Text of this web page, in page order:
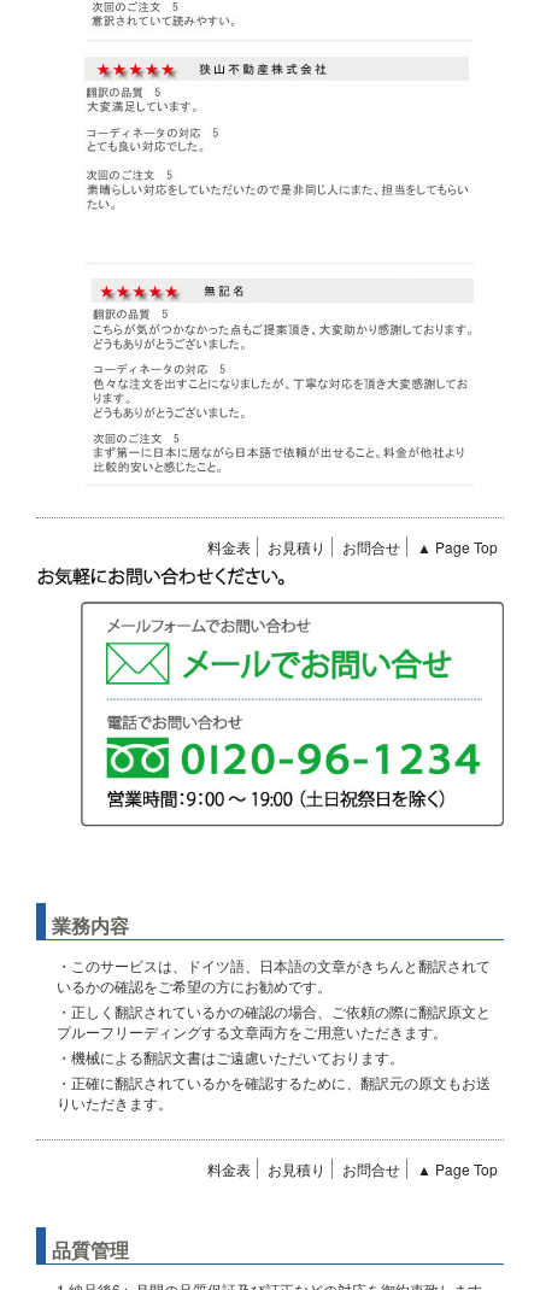
料金表 お見積り お問合せ ▲ Page Top
業務内容
・このサービスは、ドイツ語、日本語の文章がきちんと翻訳されて
いるかの確認をご希望の方にお勧めです。
・正しく翻訳されているかの確認の場合、ご依頼の際に翻訳原文と
プルーフリーディングする文章両方をご用意いただきます。
・機械による翻訳文書はご遠慮いただいております。
・正確に翻訳されているかを確認するために、翻訳元の原文もお送
りいただきます。
料金表 お見積り お問合せ ▲ Page Top
品質管理